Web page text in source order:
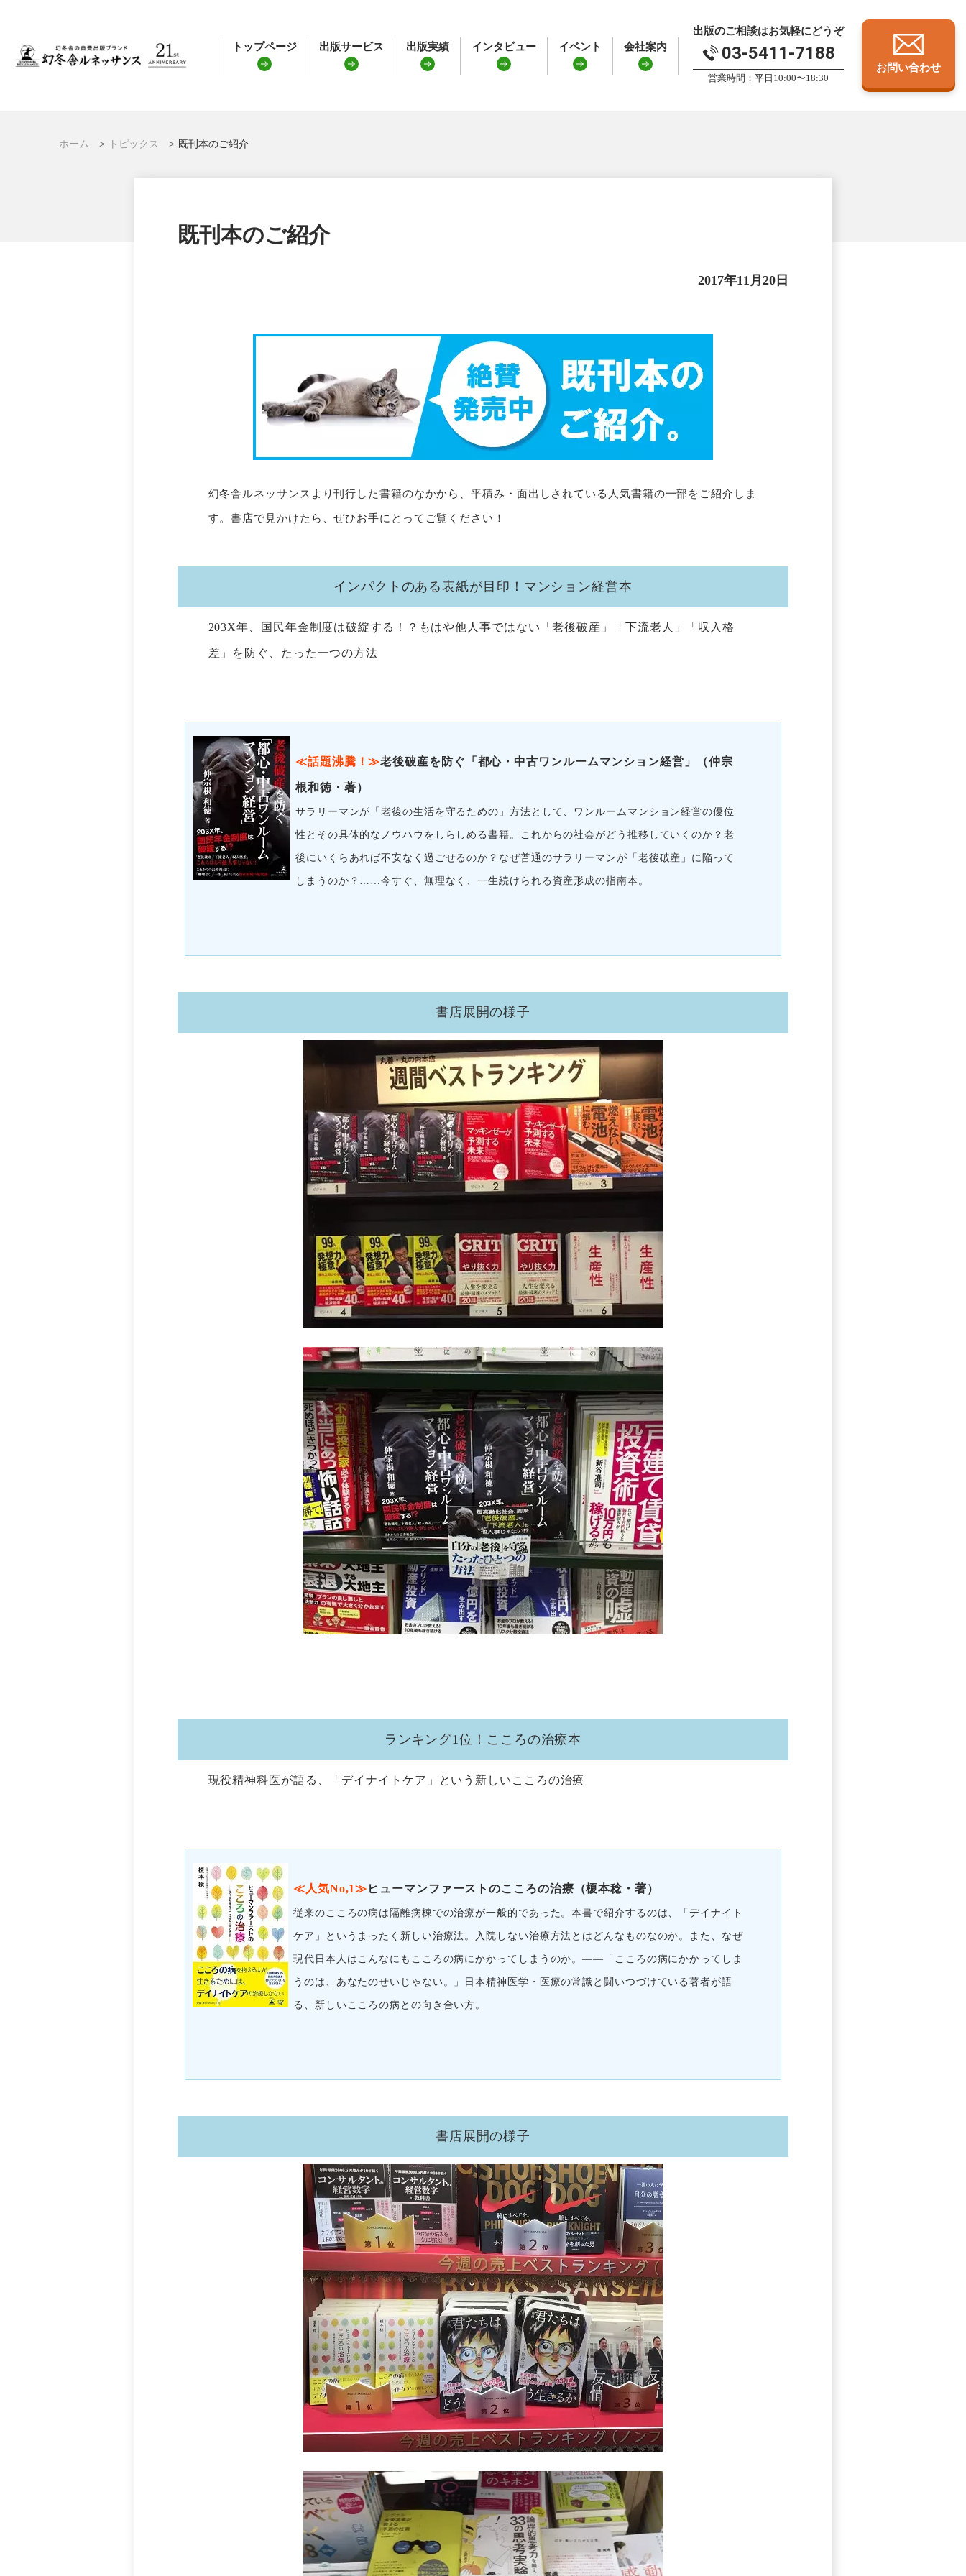
トップページ 出版サービス 出版実績 インタビュー イベント 会社案内
出版のご相談はお気軽にどうぞ
03-5411-7188
営業時間：平日10:00〜18:30
お問い合わせ
ホーム トピックス 既刊本のご紹介
既刊本のご紹介
2017年11月20日
幻冬舎ルネッサンスより刊行した書籍のなかから、平積み・面出しされている人気書籍の一部をご紹介しま
す。書店で見かけたら、ぜひお手にとってご覧ください！
インパクトのある表紙が目印！マンション経営本
203X年、国民年金制度は破綻する！？もはや他人事ではない「老後破産」「下流老人」「収入格
差」を防ぐ、たった一つの方法
≪話題沸騰！≫老後破産を防ぐ「都心・中古ワンルームマンション経営」（仲宗
根和徳・著）
サラリーマンが「老後の生活を守るための」方法として、ワンルームマンション経営の優位
性とその具体的なノウハウをしらしめる書籍。これからの社会がどう推移していくのか？老
後にいくらあれば不安なく過ごせるのか？なぜ普通のサラリーマンが「老後破産」に陥って
しまうのか？……今すぐ、無理なく、一生続けられる資産形成の指南本。
書店展開の様子
ランキング1位！こころの治療本
現役精神科医が語る、「デイナイトケア」という新しいこころの治療
≪人気No,1≫ ヒューマンファーストのこころの治療（榎本稔・著）
従来のこころの病は隔離病棟での治療が一般的であった。本書で紹介するのは、「デイナイト
ケア」というまったく新しい治療法。入院しない治療方法とはどんなものなのか。また、なぜ
現代日本人はこんなにもこころの病にかかってしまうのか。――「こころの病にかかってしま
うのは、あなたのせいじゃない。」日本精神医学・医療の常識と闘いつづけている著者が語
る、新しいこころの病との向き合い方。
書店展開の様子